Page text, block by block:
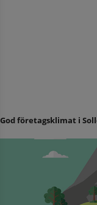
God företagsklimat i